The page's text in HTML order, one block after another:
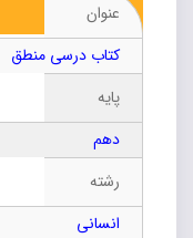
عنوان
کتاب درسی منطق
پایه
دهم
رشته
انسانی